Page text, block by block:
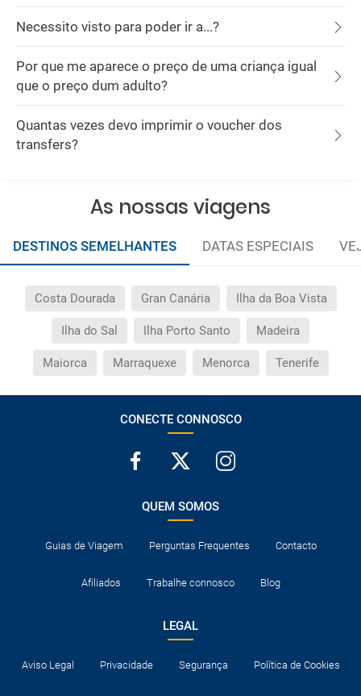
Necessito visto para poder ir a...?
Por que me aparece o preço de uma criança igual
que o preço dum adulto?
Quantas vezes devo imprimir o voucher dos
transfers?
As nossas viagens
DESTINOS SEMELHANTES DATAS ESPECIAIS
Costa Dourada Gran Canária Ilha da Boa Vista
Ilha do Sal Ilha Porto Santo Madeira
Maiorca Marraquexe Menorca Tenerife
CONECTE CONNOSCO
QUEM SOMOS
Guias de Viagem Perguntas Frequentes Contacto
Afiliados Trabalhe connosco Blog
LEGAL
Aviso Legal Privacidade Segurança Política de Cookies